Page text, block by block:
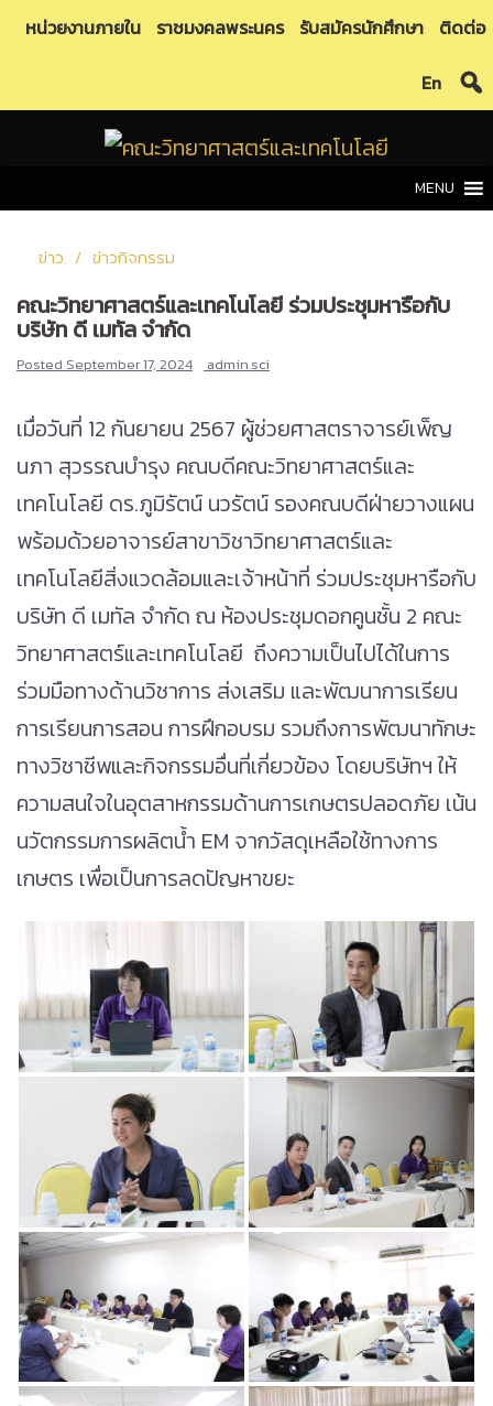
Skipหน่วยงานภายใน ราชมงคลพระนคร รับสมัครนักศึกษา ติดต่อ
En
MENU
ข่าว ข่าวกิจกรรม
คณะวิทยาศาสตร์และเทคโนโลยี ร่วมประชุมหารือกับ
บริษัท ดี เมทัล จำกัด
Posted September 17, 2024 admin.sci
เมื่อวันที่ 12 กันยายน 2567 ผู้ช่วยศาสตราจารย์เพ็ญ
นภา สุวรรณบำรุง คณบดีคณะวิทยาศาสตร์และ
เทคโนโลยี ดร.ภูมิรัตน์ นวรัตน์ รองคณบดีฝ่ายวางแผน
พร้อมด้วยอาจารย์สาขาวิชาวิทยาศาสตร์และ
เทคโนโลยีสิ่งแวดล้อมและเจ้าหน้าที่ ร่วมประชุมหารือกับ
บริษัท ดี เมทัล จำกัด ณ ห้องประชุมดอกคูนชั้น 2 คณะ
วิทยาศาสตร์และเทคโนโลยี ถึงความเป็นไปได้ในการ
ร่วมมือทางด้านวิชาการ ส่งเสริม และพัฒนาการเรียน
การเรียนการสอน การฝึกอบรม รวมถึงการพัฒนาทักษะ
ทางวิชาชีพและกิจกรรมอื่นที่เกี่ยวข้อง โดยบริษัทฯ ให้
ความสนใจในอุตสาหกรรมด้านการเกษตรปลอดภัย เน้น
นวัตกรรมการผลิตน้ำ EM จากวัสดุเหลือใช้ทางการ
เกษตร เพื่อเป็นการลดปัญหาขยะ